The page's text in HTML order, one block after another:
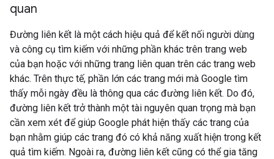
quan
Đường liên kết là một cách hiệu quả để kết nối người dùng
và công cụ tìm kiếm với những phần khác trên trang web
của bạn hoặc với những trang liên quan trên các trang web
khác. Trên thực tế, phần lớn các trang mới mà Google tìm
thấy mỗi ngày đều là thông qua các đường liên kết. Do đó,
đường liên kết trở thành một tài nguyên quan trọng mà bạn
cần xem xét để giúp Google phát hiện thấy các trang của
bạn nhằm giúp các trang đó có khả năng xuất hiện trong kết
quả tìm kiếm. Ngoài ra, đường liên kết cũng có thể gia tăng